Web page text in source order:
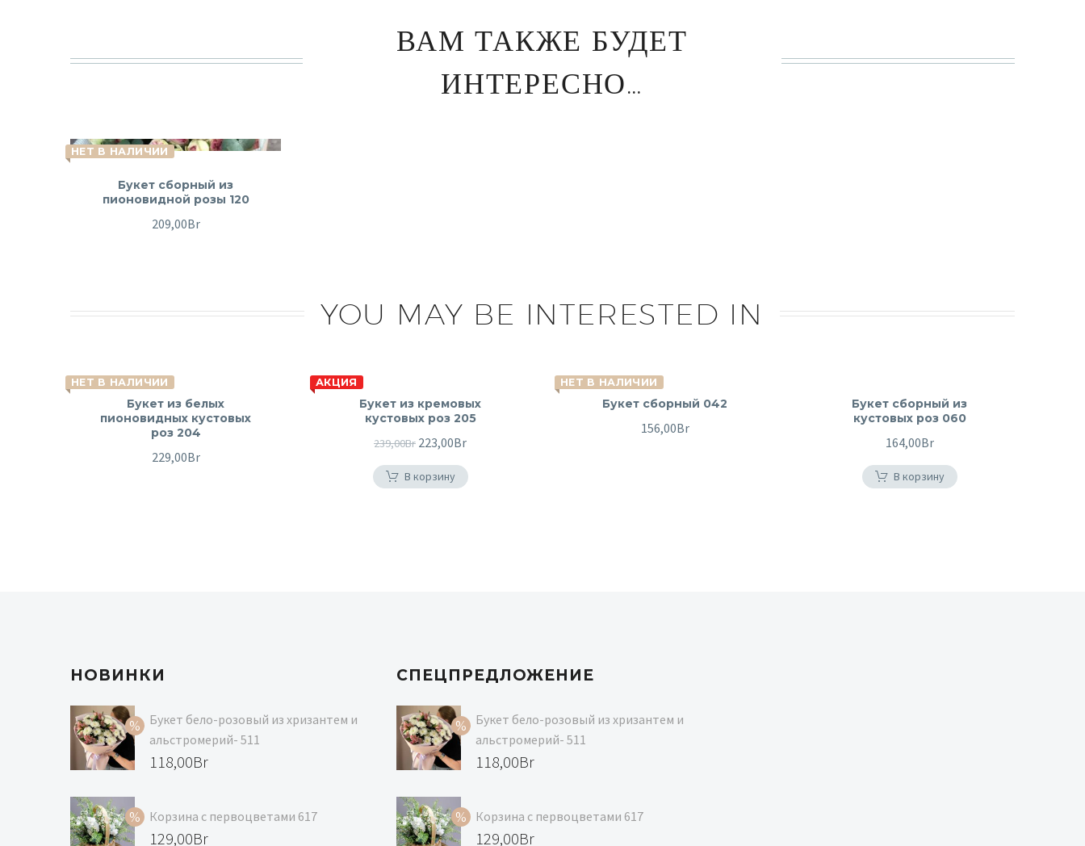
ВАМ ТАКЖЕ БУДЕТ
ИНТЕРЕСНО…
НЕТ В НАЛИЧИИ
Букет сборный из
пионовидной розы 120
209,00Br
YOU MAY BE INTERESTED IN
НЕТ В НАЛИЧИИ
Букет из белых
пионовидных кустовых
роз 204
229,00Br
АКЦИЯ
Букет из кремовых
кустовых роз 205
239,00Br Первоначальная
цена
составляла
223,00Br
223,00Br.
В корзину
НЕТ В НАЛИЧИИ
Букет сборный 042
156,00Br
Букет сборный из
кустовых роз 060
164,00Br
В корзину
НОВИНКИ
Букет бело-розовый из хризантем и
альстромерий- 511
Первоначальная
составляла
129,00Br.
118,00Br
цена:
118,00Br.
Корзина с первоцветами 617
Первоначальная
129,00Br
СПЕЦПРЕДЛОЖЕНИЕ
Букет бело-розовый из хризантем и
альстромерий- 511
Первоначальная
составляла
129,00Br.
118,00Br
цена:
118,00Br.
Корзина с первоцветами 617
Первоначальная
129,00Br